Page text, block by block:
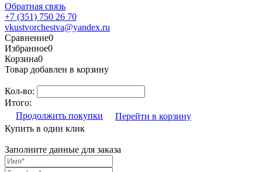
Обратная связь
+7 (351) 750 26 70
vkustvorchestva@yandex.ru
Сравнение0
Избранное0
Корзина0
Товар добавлен в корзину
Кол-во:
Итого:
Продолжить покупки
Перейти в корзину
Купить в один клик
Заполните данные для заказа